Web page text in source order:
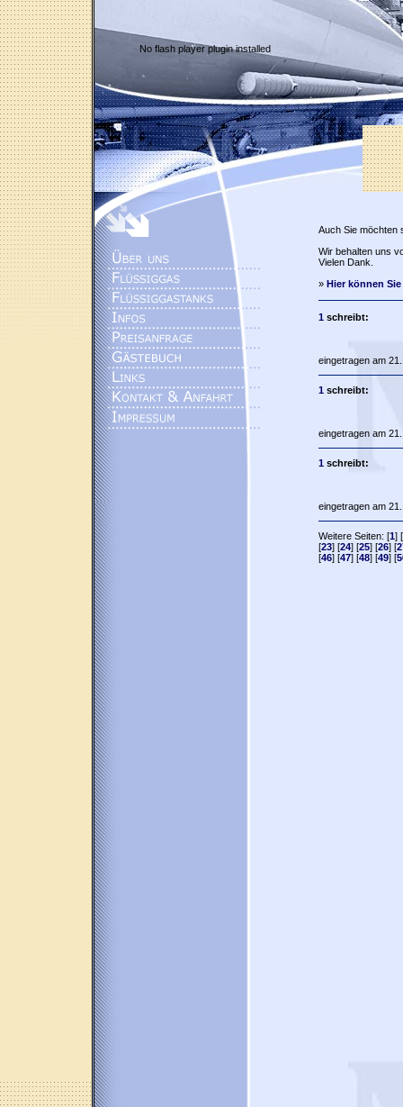
No flash player plugin installed
Auch Sie möchten
Wir behalten uns
Vielen Dank.
» Hier können
1schreibt:
eingetragen am
1schreibt:
eingetragen am
1schreibt:
eingetragen am
Weitere Seiten: [1] [
[23] [24] [25] [26] [
[46] [47] [48] [49] [